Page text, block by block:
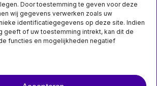
Door toestemming te geven voor deze
wij gegevens verwerken zoals uw
identificatiegegevens op deze site. Indien
geeft of uw toestemming intrekt, kan dit de
functies en mogelijkheden negatief
in alle Nederlandse
maar niveaus dalen sinds 2014